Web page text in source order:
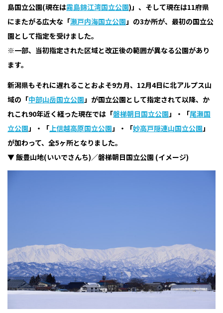
島国立公園(現在は霧島錦江湾国立公園)」、そして現在は11府県
にまたがる広大な「瀬戸内海国立公園 」の3か所が、最初の国立公
園として指定を受けました。
※一部、当初指定された区域と改正後の範囲が異なる公園があり
ます。
新潟県もそれに遅れることおよそ9カ月、12月4日に北アルプス山
域の「中部山岳国立公園 」が国立公園として指定されて以降、か
れこれ90年近く経った現在では「磐梯朝日国立公園 」・「尾瀬国
立公園 」・「 上信越高原国立公園 」・「妙高戸隠連山国立公園 」
が加わって、全5ヶ所となりました。
▼ 飯豊山地(いいでさんち)／磐梯朝日国立公園 (イメージ)